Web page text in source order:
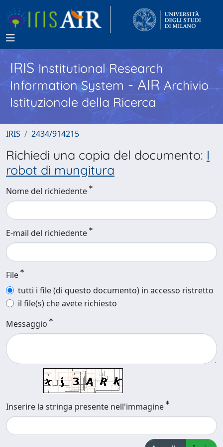
IRISInstitutional Research
Information System - AIR Archivio
Istituzionale della Ricerca
IRIS 2434/914215
Richiedi una copia del documento: I
robot di mungitura
Nome del richiedente
E-mail del richiedente
File
tutti i file (di questo documento) in accesso ristretto
il file(s) che avete richiesto
Messaggio
Inserire la stringa presente nell'immagine